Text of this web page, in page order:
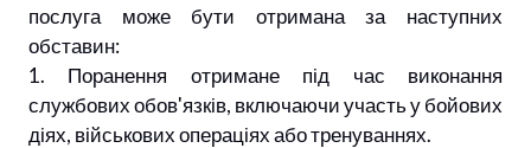
послуга може бути отримана за наступних
обставин:
1. Поранення отримане під час виконання
службових обов'язків, включаючи участь у бойових
діях, військових операціях або тренуваннях.